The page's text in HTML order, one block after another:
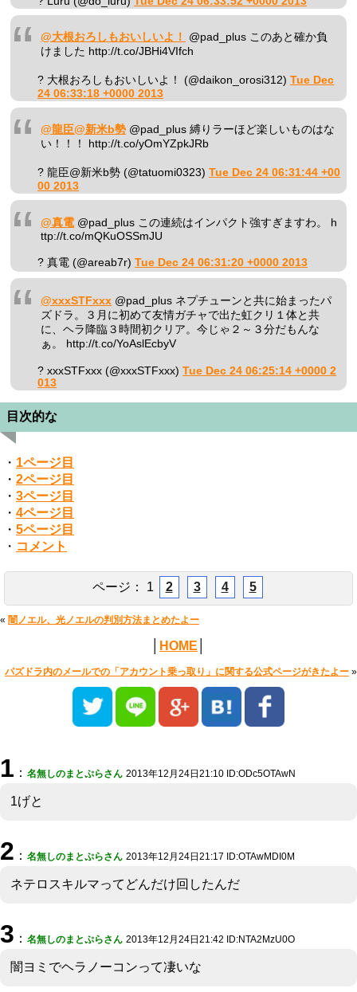
@大根おろしもおいしいよ！
@pad_plus このあと確か負
けました http://t.co/JBHi4VIfch
? 大根おろしもおいしいよ！ (@daikon_orosi312)Tue Dec
24 06:33:18 +0000 2013
@龍臣@新米b勢 @pad_plus 縛りラーほど楽しいものはな
い！！！ http://t.co/yOmYZpkJRb
? 龍臣@新米b勢 (@tatuomi0323)Tue Dec 24 06:31:44 +00
00 2013
@真電 @pad_plus この連続はインパクト強すぎますわ。 h
ttp://t.co/mQKuOSSmJU
? 真電 (@areab7r)Tue Dec 24 06:31:20 +0000 2013
@xxxSTFxxx @pad_plus ネプチューンと共に始まったパ
ズドラ。３月に初めて友情ガチャで出た虹クリ１体と共
に、ヘラ降臨３時間初クリア。今じゃ２～３分だもんな
ぁ。 http://t.co/YoAslEcbyV
? xxxSTFxxx (@xxxSTFxxx)Tue Dec 24 06:25:14 +0000 2
013
目次的な
・ 1ページ目
・ 2ページ目
・ 3ページ目
・ 4ページ目
・ 5ページ目
・ コメント
ページ： 1 2 3 4 5
« 闇ノエル、光ノエルの判別方法まとめたよー
HOME
パズドラ内のメールでの「アカウント乗っ取り」に関する公式ページがきたよー »
1 ： 名無しのまとぷらさん 2013年12月24日21:10 ID:ODc5OTAwN
1げと
2 ： 名無しのまとぷらさん 2013年12月24日21:17 ID:OTAwMDI0M
ネテロスキルマってどんだけ回したんだ
3 ： 名無しのまとぷらさん 2013年12月24日21:42 ID:NTA2MzU0O
闇ヨミでヘラノーコンって凄いな